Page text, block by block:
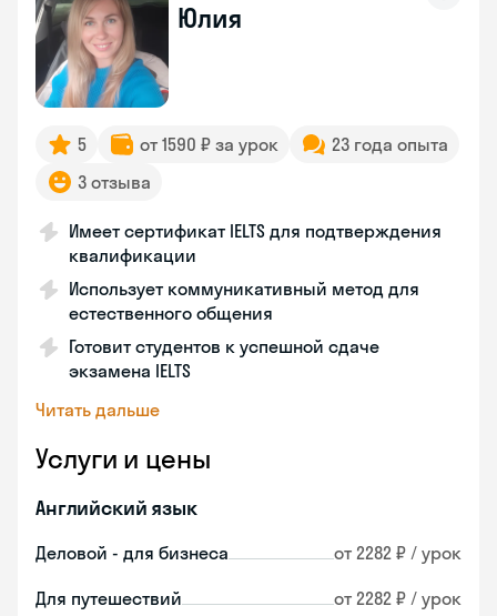
Юлия
5 от 1590 ₽ за урок
23 года опыта
3 отзыва
Имеет сертификат IELTS для подтверждения
квалификации
Использует коммуникативный метод для
естественного общения
Готовит студентов к успешной сдаче
экзамена IELTS
Читать дальше
Услуги и цены
Английский язык
Деловой - для бизнеса от 2282 ₽ / урок
Для путешествий от 2282 ₽ / урок